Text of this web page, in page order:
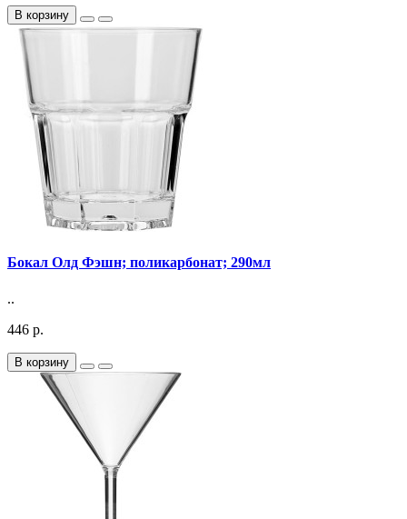
В корзину
Бокал Олд Фэшн; поликарбонат; 290мл
..
446 р.
В корзину